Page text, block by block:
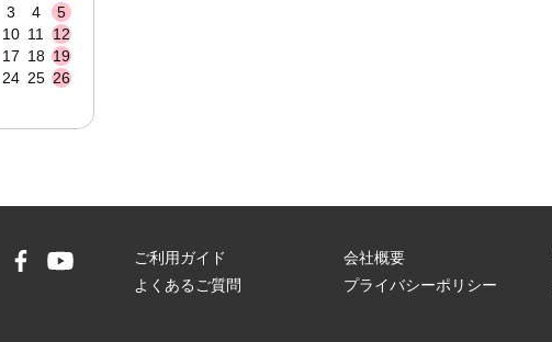
3 4
5
10 11
12
17 18 19
24 25 26
ご利用ガイド
よくあるご質問
会社概要
プライバシーポリシー